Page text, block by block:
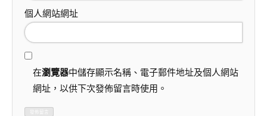
個人網站網址
在瀏覽器中儲存顯示名稱、電子郵件地址及個人網站
網址，以供下次發佈留言時使用。